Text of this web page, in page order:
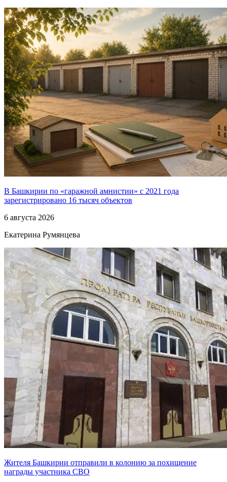
В Башкирии по «гаражной амнистии» с 2021 года
зарегистрировано 16 тысяч объектов
6 августа 2026
Екатерина Румянцева
Жителя Башкирии отправили в колонию за похищение
награды участника СВО